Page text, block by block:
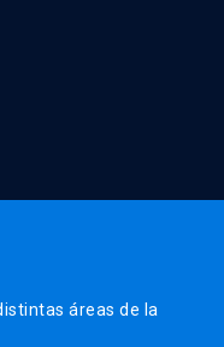
áreas de la